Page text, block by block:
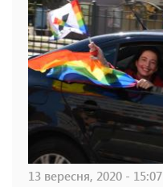
13 вересня, 2020 - 15:07